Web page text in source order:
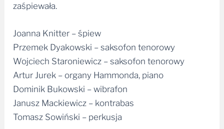
zaśpiewała.
Joanna Knitter – śpiew
Przemek Dyakowski – saksofon tenorowy
Wojciech Staroniewicz – saksofon tenorowy
Artur Jurek – organy Hammonda, piano
Dominik Bukowski – wibrafon
Janusz Mackiewicz – kontrabas
Tomasz Sowiński – perkusja